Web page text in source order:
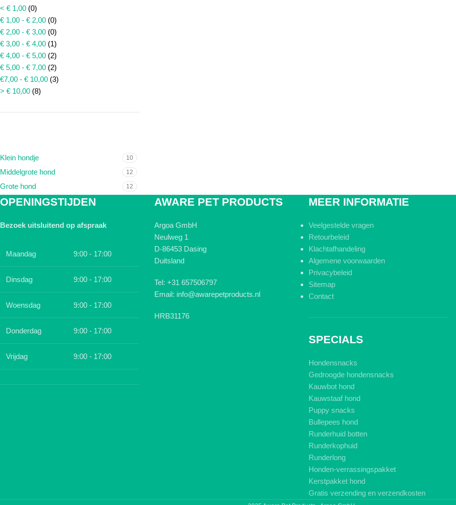
< € 1,00 (0)
€ 1,00 - € 2,00 (0)
€ 2,00 - € 3,00 (0)
€ 3,00 - € 4,00 (1)
€ 4,00 - € 5,00 (2)
€ 5,00 - € 7,00 (2)
€7,00 - € 10,00 (3)
> € 10,00 (8)
Klein hondje 10
Middelgrote hond 12
Grote hond 12
OPENINGSTIJDEN
Bezoek uitsluitend op afspraak
Maandag 9:00 - 17:00
Dinsdag 9:00 - 17:00
Woensdag 9:00 - 17:00
Donderdag 9:00 - 17:00
Vrijdag 9:00 - 17:00
AWARE PET PRODUCTS
Argoa GmbH
Neulweg 1
D-86453 Dasing
Duitsland
Tel: +31 657506797
Email: info@awarepetproducts.nl
HRB31176
MEER INFORMATIE
Veelgestelde vragen
Retourbeleid
Klachtafhandeling
Algemene voorwaarden
Privacybeleid
Sitemap
Contact
SPECIALS
Hondensnacks
Gedroogde hondensnacks
Kauwbot hond
Kauwstaaf hond
Puppy snacks
Bullepees hond
Runderhuid botten
Runderkophuid
Runderlong
Honden-verrassingspakket
Kerstpakket hond
Gratis verzending en verzendkosten